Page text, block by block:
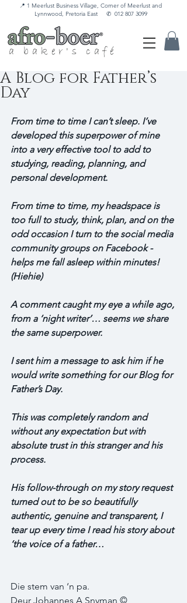
📍 1 Meerlust Business Village, Corner of Meerlust and
Lynnwood, Pretoria East ✆ 012 807 3099
a baker's café
A Blog for Father’s
Day
From time to time I can’t sleep. I’ve
developed this superpower of mine
into a very effective tool to add to
studying, reading, planning, and
personal development.
From time to time, my headspace is
too full to study, think, plan, and on the
odd occasion I turn to the social media
community groups on Facebook -
helps me fall asleep within minutes!
(Hiehie)
A comment caught my eye a while ago,
from a ‘night writer’… seems we share
the same superpower.
I sent him a message to ask him if he
would write something for our Blog for
Father’s Day.
This was completely random and
without any expectation but with
absolute trust in this stranger and his
process.
His follow-through on my story request
turned out to be so beautifully
authentic, genuine and transparent, I
tear up every time I read his story about
‘the voice of a father…
Die stem van ‘n pa.
Deur Johannes A Snyman ©